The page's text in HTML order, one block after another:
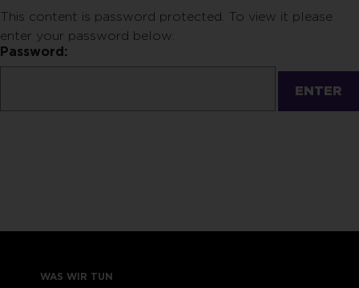
This content is password protected. To view it please
enter your password below:
Password:
WAS WIR TUN